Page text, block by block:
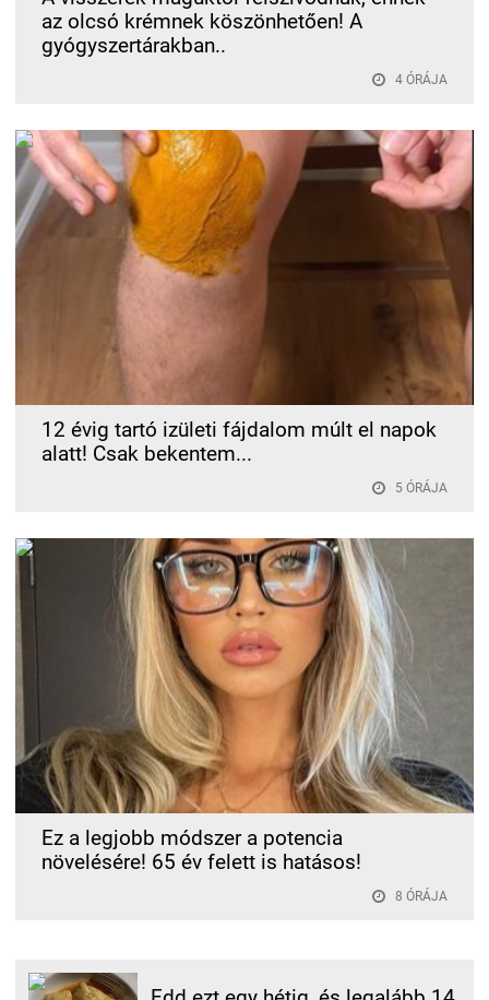
az olcsó krémnek köszönhetően! A
gyógyszertárakban..
4 ÓRÁJA
12 évig tartó izületi fájdalom múlt el napok
alatt! Csak bekentem...
5 ÓRÁJA
Ez a legjobb módszer a potencia
növelésére! 65 év felett is hatásos!
8 ÓRÁJA